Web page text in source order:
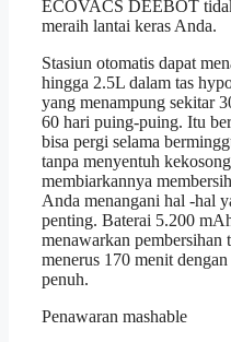
ECOVACS DEEBOT
meraih lantai keras Anda.
Stasiun otomatis dapat
hingga 2.5L dalam tas
yang menampung sekitar
60 hari puing-puing. Itu
bisa pergi selama
tanpa menyentuh
membiarkannya
Anda menangani hal -hal
penting. Baterai 5.200
menawarkan pembersihan
menerus 170 menit
penuh.
Penawaran mashable